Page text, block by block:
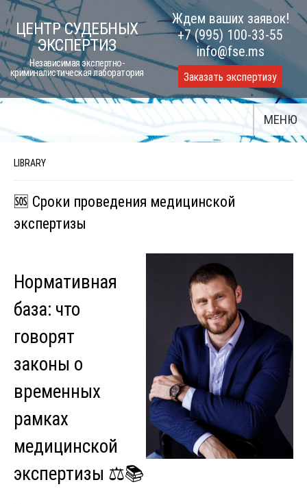
Skip
to
content
ЦЕНТР СУДЕБНЫХ
ЭКСПЕРТИЗ
Независимая экспертно-
криминалистическая лаборатория
Ждем ваших заявок!
+7 (995) 100-33-55
info@fse.ms
Заказать экспертизу
МЕНЮ
LIBRARY
🆘 Сроки проведения медицинской
экспертизы
Нормативная
база: что
говорят
законы о
временных
рамках
медицинской
экспертизы ⚖️📚